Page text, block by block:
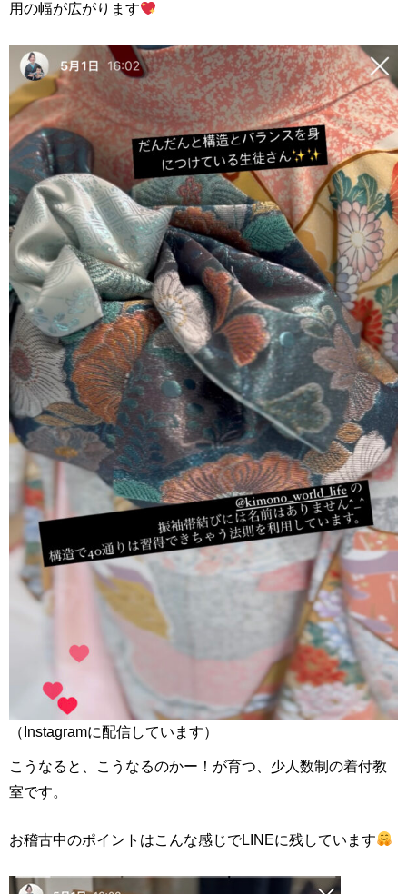
用の幅が広がります
（Instagramに配信しています）
こうなると、こうなるのかー！が育つ、少人数制の着付教
室です。
お稽古中のポイントはこんな感じでLINEに残しています